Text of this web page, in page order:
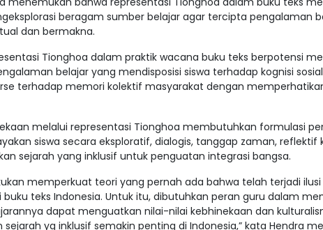
beragam sumber belajar agar tercipta pengalaman
dan bermakna.
Tionghoa dalam praktik wacana buku teks berpotensi
belajar yang mendisposisi siswa terhadap kognisi
terhadap memori kolektif masyarakat dengan
melalui representasi Tionghoa membutuhkan formulasi
siswa secara eksploratif, dialogis, tanggap zaman, reflektif
sejarah yang inklusif untuk penguatan integrasi bangsa.
memperkuat teori yang pernah ada bahwa telah terjadi
teks Indonesia. Untuk itu, dibutuhkan peran guru dalam
dapat menguatkan nilai-nilai kebhinekaan dan
yg inklusif semakin penting di Indonesia,” kata Hendra